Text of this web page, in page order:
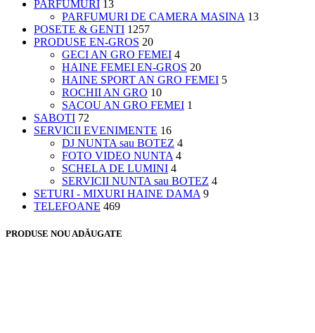
PARFUMURI 13
PARFUMURI DE CAMERA MASINA 13
POSETE & GENTI 1257
PRODUSE EN-GROS 20
GECI AN GRO FEMEI 4
HAINE FEMEI EN-GROS 20
HAINE SPORT AN GRO FEMEI 5
ROCHII AN GRO 10
SACOU AN GRO FEMEI 1
SABOTI 72
SERVICII EVENIMENTE 16
DJ NUNTA sau BOTEZ 4
FOTO VIDEO NUNTA 4
SCHELA DE LUMINI 4
SERVICII NUNTA sau BOTEZ 4
SETURI - MIXURI HAINE DAMA 9
TELEFOANE 469
PRODUSE NOU ADĂUGATE